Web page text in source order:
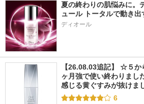
夏の終わりの肌悩みに。
ュール トータルで動き出
ディオール
【26.08.03追記】 ☆５
ヶ月強で使い終わりまし
感じる黄ぐすみが抜けま
6